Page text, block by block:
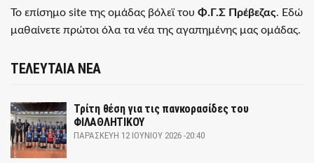
Το επίσημο site της ομάδας βόλεϊ του Φ.Γ.Σ Πρέβεζας. Εδώ
μαθαίνετε πρώτοι όλα τα νέα της αγαπημένης μας ομάδας.
ΤΕΛΕΥΤΑΙΑ ΝΕΑ
Τρίτη θέση για τις πανκορασίδες του
ΦΙΛΑΘΛΗΤΙΚΟΥ
ΠΑΡΑΣΚΕΥΉ 12 ΙΟΥΝΊΟΥ 2026 -20:40